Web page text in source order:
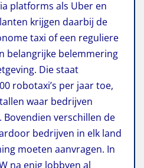
platforms als Uber en
krijgen daarbij de
taxi of een reguliere
belangrijke belemmering
Die staat
robotaxi’s per jaar toe,
waar bedrijven
verschillen de
bedrijven in elk land
moeten aanvragen. In
na enig lobbyen al